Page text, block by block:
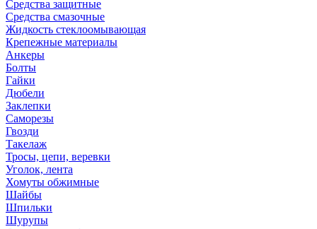
Средства защитные
Средства смазочные
Жидкость стеклоомывающая
Крепежные материалы
Анкеры
Болты
Гайки
Дюбели
Заклепки
Саморезы
Гвозди
Такелаж
Тросы, цепи, веревки
Уголок, лента
Хомуты обжимные
Шайбы
Шпильки
Шурупы